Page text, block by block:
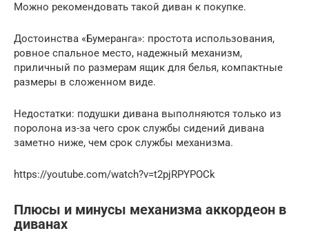
Можно рекомендовать такой диван к покупке.
Достоинства «Бумеранга»: простота использования,
ровное спальное место, надежный механизм,
приличный по размерам ящик для белья, компактные
размеры в сложенном виде.
Недостатки: подушки дивана выполняются только из
поролона из-за чего срок службы сидений дивана
заметно ниже, чем срок службы механизма.
https://youtube.com/watch?v=t2pjRPYPOCk
Плюсы и минусы механизма аккордеон в
диванах